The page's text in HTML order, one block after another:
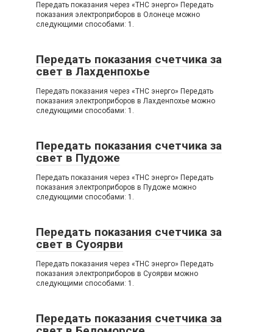
Передать показания через «ТНС энерго» Передать
показания электроприборов в Олонеце можно
следующими способами: 1.
Передать показания счетчика за
свет в Лахденпохье
Передать показания через «ТНС энерго» Передать
показания электроприборов в Лахденпохье можно
следующими способами: 1.
Передать показания счетчика за
свет в Пудоже
Передать показания через «ТНС энерго» Передать
показания электроприборов в Пудоже можно
следующими способами: 1.
Передать показания счетчика за
свет в Суоярви
Передать показания через «ТНС энерго» Передать
показания электроприборов в Суоярви можно
следующими способами: 1.
Передать показания счетчика за